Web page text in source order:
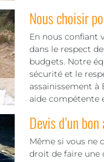
Nous choisir
En nous confiant
dans le respect
budgets. Notre
sécurité et le
assainissement à
aide compétente
Devis d’un
Même si vous ne
droit de faire une